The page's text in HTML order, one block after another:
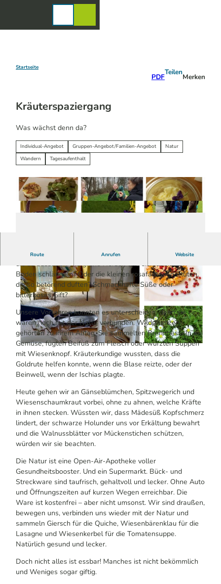
Startseite
PDF
Teilen
Merken
Kräuterspaziergang
Was wächst denn da?
Individual-Angebot Gruppen-Angebot/Familien-Angebot
Natur
Wandern
Tagesaufenthalt
© Malu Schönenborn | KI-optimiert
© Malu Schönenborn | KI-optimiert
Route Anrufen Website
Was mag das sein, dieser Stängel mit den kleinen Blättern,
die so aussehen wie grüne Herzen und sich über den
Boden schlängeln? Oder die kleinen rosafarbenen Blüten,
die so betörend duften? Schmackhafte Süße oder
bitterböses Gift?
Unsere Vorfahren konnten es unterscheiden, denn sie
waren noch mit der Natur verbunden. Wildpflanzen
gehörten zu ihrem Alltag. Sie sammelten Brennnesseln als
Gemüse, fügten Beifuß zum Fleisch oder würzten Suppen
mit Wiesenknopf. Kräuterkundige wussten, dass die
Goldrute helfen konnte, wenn die Blase reizte, oder der
Beinwell, wenn der Ischias plagte.
Heute gehen wir an Gänseblümchen, Spitzwegerich und
Wiesenschaumkraut vorbei, ohne zu ahnen, welche Kräfte
in ihnen stecken. Wüssten wir, dass Mädesüß Kopfschmerz
lindert, der schwarze Holunder uns vor Erkältung bewahrt
und die Walnussblätter vor Mückenstichen schützen,
würden wir sie beachten.
Die Natur ist eine Open-Air-Apotheke voller
Gesundheitsbooster. Und ein Supermarkt. Bück- und
Streckware sind taufrisch, gehaltvoll und lecker. Ohne Auto
und Öffnungszeiten auf kurzen Wegen erreichbar. Die
Ware ist kostenfrei – aber nicht umsonst. Wir sind draußen,
bewegen uns, verbinden uns wieder mit der Natur und
sammeln Giersch für die Quiche, Wiesenbärenklau für die
Lasagne und Wiesenkerbel für die Tomatensuppe.
Natürlich gesund und lecker.
Doch nicht alles ist essbar! Manches ist nicht bekömmlich
und Weniges sogar giftig.